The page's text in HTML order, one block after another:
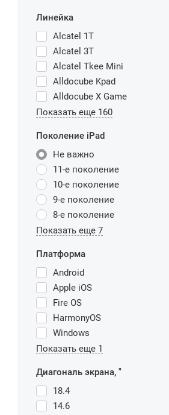
Линейка
Alcatel 1T
Alcatel 3T
Alcatel Tkee Mini
Alldocube Kpad
Alldocube X Game
Показать еще 160
Поколение iPad
Не важно
11-е поколение
10-е поколение
9-е поколение
8-е поколение
Показать еще 7
Платформа
Android
Apple iOS
Fire OS
HarmonyOS
Windows
Показать еще 1
Диагональ экрана, "
18.4
14.6